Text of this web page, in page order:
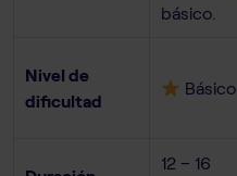
básico.
Nivel de
dificultad
Básico
12 – 16